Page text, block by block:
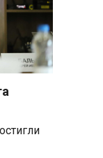
о
это